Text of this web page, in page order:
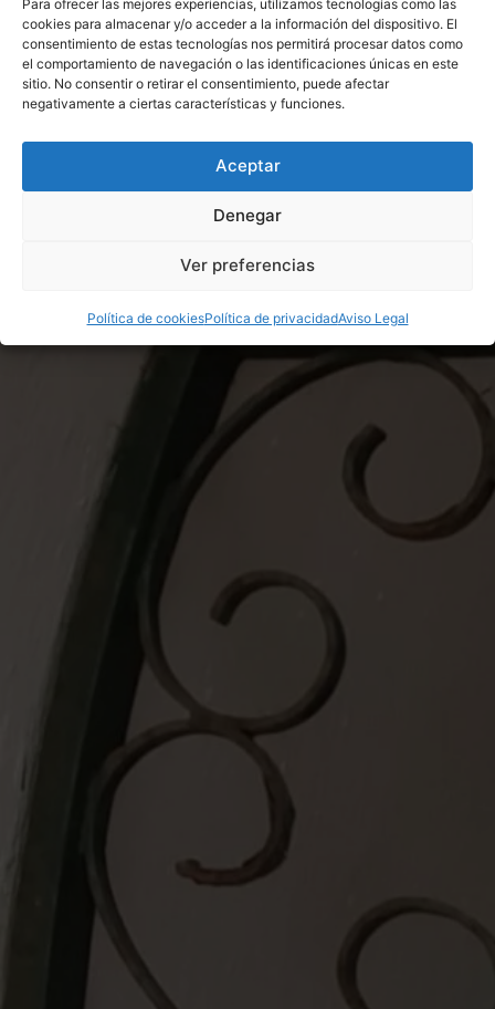
Para ofrecer las mejores experiencias, utilizamos tecnologías como las
cookies para almacenar y/o acceder a la información del dispositivo. El
consentimiento de estas tecnologías nos permitirá procesar datos como
el comportamiento de navegación o las identificaciones únicas en este
sitio. No consentir o retirar el consentimiento, puede afectar
negativamente a ciertas características y funciones.
Aceptar
Denegar
Ver preferencias
Política de cookiesPolítica de privacidadAviso Legal
Saber más
Cierre Clutch Monedero doblado 18 cm color
gris
Asas y complementos para bolsos,
7,50€